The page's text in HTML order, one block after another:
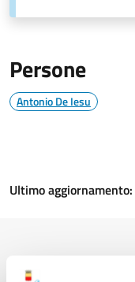
Persone
Antonio De Iesu
Ultimo aggiornamento: